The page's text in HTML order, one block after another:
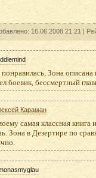
16.06.2008 21:21 |
Зона описана
боевик, бессмертный
Караман
самая классная книга
Зона в Дезертире по